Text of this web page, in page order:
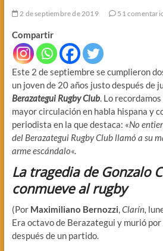
2 de septiembre de 2019 51
Compartir
Este 2 de septiembre se cumplieron
un joven de 20 años justo después de
Berazategui Rugby Club. Lo
mayor circulación en habla hispana y
periodista en la que destaca: «No
del Berazategui Rugby Club llamó a su
arme escándalo«.
La tragedia de Gonzalo
conmueve al rugby
(Por Maximiliano Bernozzi,Clarín,
Era octavo de Berazategui y murió
después de un partido.